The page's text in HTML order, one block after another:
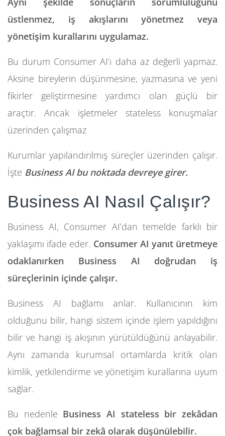
üstlenmez, iş akışlarını yönetmez veya
yönetişim kurallarını uygulamaz.
Bu durum Consumer AI’ı daha az değerli yapmaz.
Aksine bireylerin düşünmesine, yazmasına ve yeni
fikirler geliştirmesine yardımcı olan güçlü bir
araçtır. Ancak işletmeler stateless konuşmalar
üzerinden çalışmaz
Kurumlar yapılandırılmış süreçler üzerinden çalışır.
İşte Business AI bu noktada devreye girer.
Business AI Nasıl Çalışır?
Business AI, Consumer AI’dan temelde farklı bir
yaklaşımı ifade eder. Consumer AI yanıt üretmeye
odaklanırken Business AI doğrudan iş
süreçlerinin içinde çalışır.
Business AI bağlamı anlar. Kullanıcının kim
olduğunu bilir, hangi sistem içinde işlem yapıldığını
bilir ve hangi iş akışının yürütüldüğünü anlayabilir.
Aynı zamanda kurumsal ortamlarda kritik olan
kimlik, yetkilendirme ve yönetişim kurallarına uyum
sağlar.
Bu nedenle Business AI stateless bir zekâdan
çok bağlamsal bir zekâ olarak düşünülebilir.